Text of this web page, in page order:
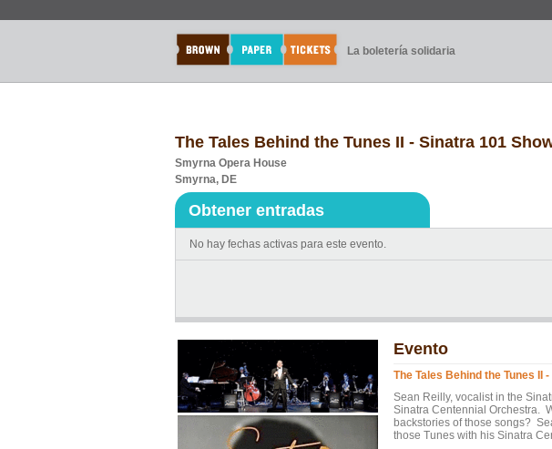
La boletería solidaria
The Tales Behind the Tunes II - Sinatra 101
Smyrna Opera House
Smyrna, DE
Obtener entradas
No hay fechas activas para este evento.
Evento
The Tales Behind the Tunes II
Sean Reilly, vocalist in the
Sinatra Centennial Orchestra.
backstories of those songs?
those Tunes with his Sinatra